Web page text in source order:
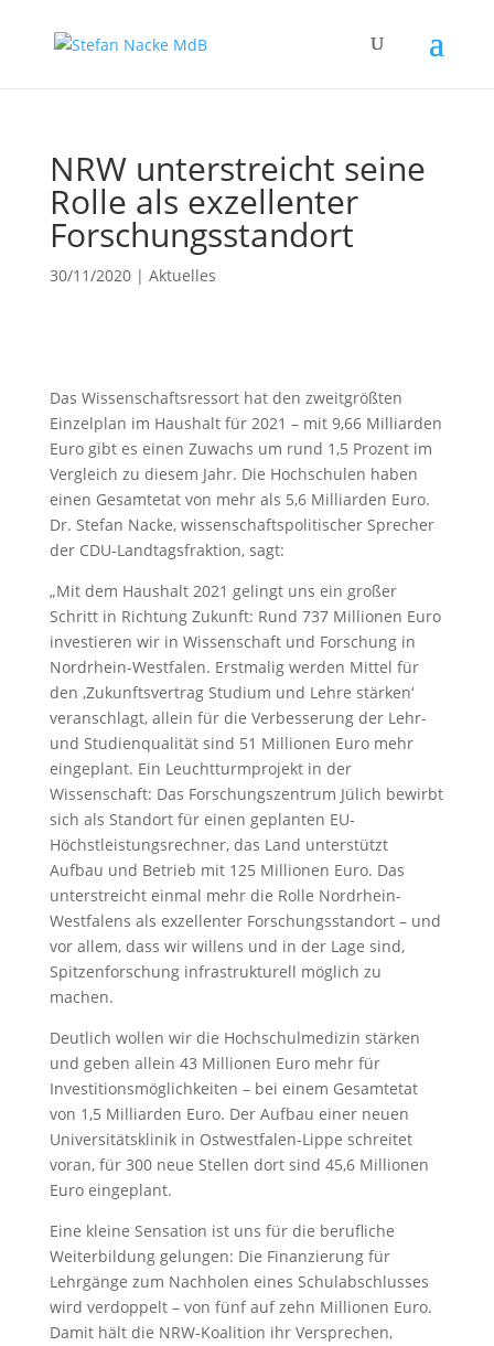
NRW unterstreicht seine
Rolle als exzellenter
Forschungsstandort
30/11/2020| Aktuelles
Das Wissenschaftsressort hat den zweitgrößten
Einzelplan im Haushalt für 2021 – mit 9,66 Milliarden
Euro gibt es einen Zuwachs um rund 1,5 Prozent im
Vergleich zu diesem Jahr. Die Hochschulen haben
einen Gesamtetat von mehr als 5,6 Milliarden Euro.
Dr. Stefan Nacke, wissenschaftspolitischer Sprecher
der CDU-Landtagsfraktion, sagt:
„Mit dem Haushalt 2021 gelingt uns ein großer
Schritt in Richtung Zukunft: Rund 737 Millionen Euro
investieren wir in Wissenschaft und Forschung in
Nordrhein-Westfalen. Erstmalig werden Mittel für
den ,Zukunftsvertrag Studium und Lehre stärken‘
veranschlagt, allein für die Verbesserung der Lehr-
und Studienqualität sind 51 Millionen Euro mehr
eingeplant. Ein Leuchtturmprojekt in der
Wissenschaft: Das Forschungszentrum Jülich bewirbt
sich als Standort für einen geplanten EU-
Höchstleistungsrechner, das Land unterstützt
Aufbau und Betrieb mit 125 Millionen Euro. Das
unterstreicht einmal mehr die Rolle Nordrhein-
Westfalens als exzellenter Forschungsstandort – und
vor allem, dass wir willens und in der Lage sind,
Spitzenforschung infrastrukturell möglich zu
machen.
Deutlich wollen wir die Hochschulmedizin stärken
und geben allein 43 Millionen Euro mehr für
Investitionsmöglichkeiten – bei einem Gesamtetat
von 1,5 Milliarden Euro. Der Aufbau einer neuen
Universitätsklinik in Ostwestfalen-Lippe schreitet
voran, für 300 neue Stellen dort sind 45,6 Millionen
Euro eingeplant.
Eine kleine Sensation ist uns für die berufliche
Weiterbildung gelungen: Die Finanzierung für
Lehrgänge zum Nachholen eines Schulabschlusses
wird verdoppelt – von fünf auf zehn Millionen Euro.
Damit hält die NRW-Koalition ihr Versprechen,